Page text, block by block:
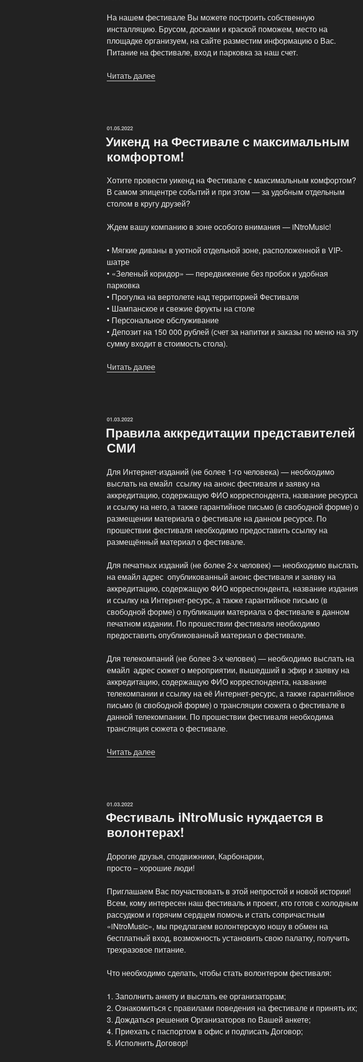
На нашем фестивале Вы можете построить собственную
инсталляцию. Брусом, досками и краской поможем, место на
площадке организуем, на сайте разместим информацию о Вас.
Питание на фестивале, вход и парковка за наш счет.
Читать далее
художников»
ОПУБЛИКОВАНО
01.05.2022
Уикенд на Фестивале с максимальным
комфортом!
Хотите провести уикенд на Фестивале с максимальным комфортом?
В самом эпицентре событий и при этом — за удобным отдельным
столом в кругу друзей?
Ждем вашу компанию в зоне особого внимания — iNtroMusic!
• Мягкие диваны в уютной отдельной зоне, расположенной в VIP-
шатре
• «Зеленый коридор» — передвижение без пробок и удобная
парковка
• Прогулка на вертолете над территорией Фестиваля
• Шампанское и свежие фрукты на столе
• Персональное обслуживание
• Депозит на 150 000 рублей (счет за напитки и заказы по меню на эту
сумму входит в стоимость стола).
Читать далее
ОПУБЛИКОВАНО
01.03.2022
Правила аккредитации представителей
СМИ
Для Интернет-изданий (не более 1-го человека) — необходимо
выслать на емайл ссылку на анонс фестиваля и заявку на
аккредитацию, содержащую ФИО корреспондента, название ресурса
и ссылку на него, а также гарантийное письмо (в свободной форме) о
размещении материала о фестивале на данном ресурсе. По
прошествии фестиваля необходимо предоставить ссылку на
размещённый материал о фестивале.
Для печатных изданий (не более 2-х человек) — необходимо выслать
на емайл адрес опубликованный анонс фестиваля и заявку на
аккредитацию, содержащую ФИО корреспондента, название издания
и ссылку на Интернет-ресурс, а также гарантийное письмо (в
свободной форме) о публикации материала о фестивале в данном
печатном издании. По прошествии фестиваля необходимо
предоставить опубликованный материал о фестивале.
Для телекомпаний (не более 3-х человек) — необходимо выслать на
емайл адрес сюжет о мероприятии, вышедший в эфир и заявку на
аккредитацию, содержащую ФИО корреспондента, название
телекомпании и ссылку на её Интернет-ресурс, а также гарантийное
письмо (в свободной форме) о трансляции сюжета о фестивале в
данной телекомпании. По прошествии фестиваля необходима
трансляция сюжета о фестивале.
Читать далее
ОПУБЛИКОВАНО
01.03.2022
Фестиваль iNtroMusic нуждается в
волонтерах!
Дорогие друзья, сподвижники, Карбонарии,
просто – хорошие люди!
Приглашаем Вас поучаствовать в этой непростой и новой истории!
Всем, кому интересен наш фестиваль и проект, кто готов с холодным
рассудком и горячим сердцем помочь и стать сопричастным
«iNtroMusic», мы предлагаем волонтерскую ношу в обмен на
бесплатный вход, возможность установить свою палатку, получить
трехразовое питание.
Что необходимо сделать, чтобы стать волонтером фестиваля:
1. Заполнить анкету и выслать ее организаторам;
2. Ознакомиться с правилами поведения на фестивале и принять их;
3. Дождаться решения Организаторов по Вашей анкете;
4. Приехать с паспортом в офис и подписать Договор;
5. Исполнить Договор!